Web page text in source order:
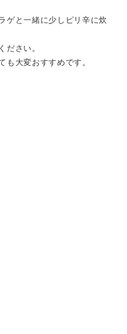
ゲと一緒に少しピリ辛に炊
ださい。
も大変おすすめです。